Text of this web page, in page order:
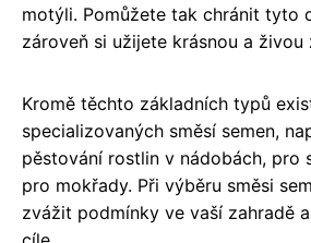
motýli. Pomůžete tak chránit tyto
zároveň si užijete krásnou a živou
Kromě těchto základních typů
specializovaných směsí semen,
pěstování rostlin v nádobách, pro
pro mokřady. Při výběru směsi
zvážit podmínky ve vaší zahradě